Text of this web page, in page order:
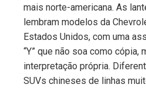
mais norte-americana. As
lembram modelos da
Estados Unidos, com uma
“Y” que não soa como cópia,
interpretação própria.
SUVs chineses de linhas